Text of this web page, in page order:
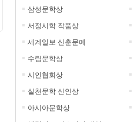
삼성문학상
서정시학 작품상
세계일보 신춘문예
수림문학상
시인협회상
실천문학 신인상
아시아문학상